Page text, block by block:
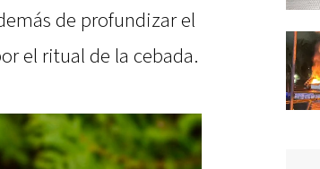
de profundizar el
el ritual de la cebada.